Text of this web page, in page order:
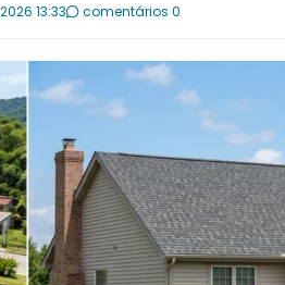
13:33 comentários 0